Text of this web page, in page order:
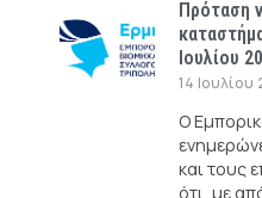
Πρόταση
Ιουλίου
14 Ιουλίου
Ο
και τους
ότι, με